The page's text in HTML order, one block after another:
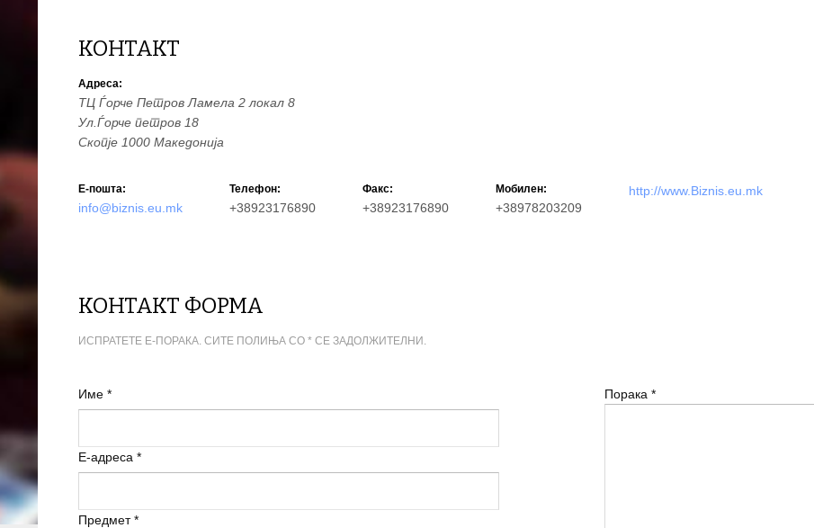
КОНТАКТ
Адреса:
ТЦ Ѓорче Петров Ламела 2 локал 8
Ул.Ѓорче петров 18
Скопје 1000 Македонија
Е-пошта:
info@biznis.eu.mk
Телефон:
+38923176890
Факс:
+38923176890
Мобилен:
+38978203209
http://www.Biznis.eu.mk
КОНТАКТ ФОРМА
ИСПРАТЕТЕ Е-ПОРАКА. СИТЕ ПОЛИЊА СО * СЕ ЗАДОЛЖИТЕЛНИ.
Име *
E-адреса *
Предмет*
Порака *